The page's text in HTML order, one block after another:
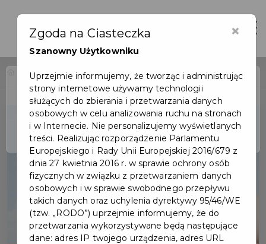
Home Wydarzenia XVII Miejski Sejmik Ekologiczny
Wydarzenie już się
zakończyło
×
Zgoda na Ciasteczka
Szanowny Użytkowniku
Uprzejmie informujemy, że tworząc i administrując
strony internetowe używamy technologii
służących do zbierania i przetwarzania danych
osobowych w celu analizowania ruchu na stronach
i w Internecie. Nie personalizujemy wyświetlanych
treści. Realizując rozporządzenie Parlamentu
Europejskiego i Rady Unii Europejskiej 2016/679 z
dnia 27 kwietnia 2016 r. w sprawie ochrony osób
fizycznych w związku z przetwarzaniem danych
osobowych i w sprawie swobodnego przepływu
takich danych oraz uchylenia dyrektywy 95/46/WE
(tzw. „RODO”) uprzejmie informujemy, że do
przetwarzania wykorzystywane będą następujące
dane: adres IP twojego urządzenia, adres URL